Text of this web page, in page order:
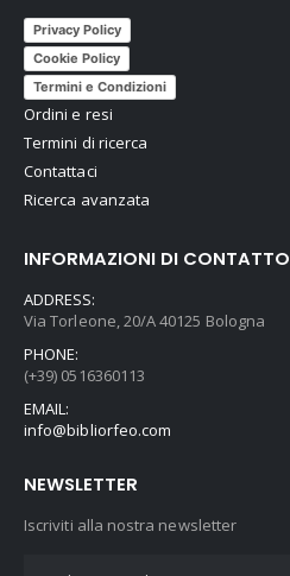
Privacy Policy
Cookie Policy
Termini e Condizioni
Ordini e resi
Termini di ricerca
Contattaci
Ricerca avanzata
INFORMAZIONI DI CONTATTO
ADDRESS:
Via Torleone, 20/A 40125 Bologna
PHONE:
(+39) 0516360113
EMAIL:
info@bibliorfeo.com
NEWSLETTER
Iscriviti alla nostra newsletter